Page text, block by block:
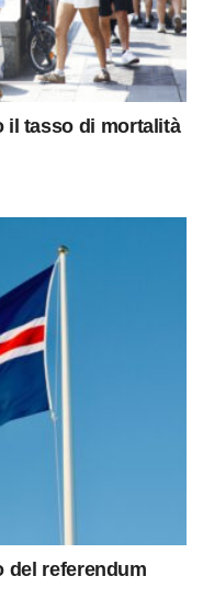
il tasso di mortalità
del referendum